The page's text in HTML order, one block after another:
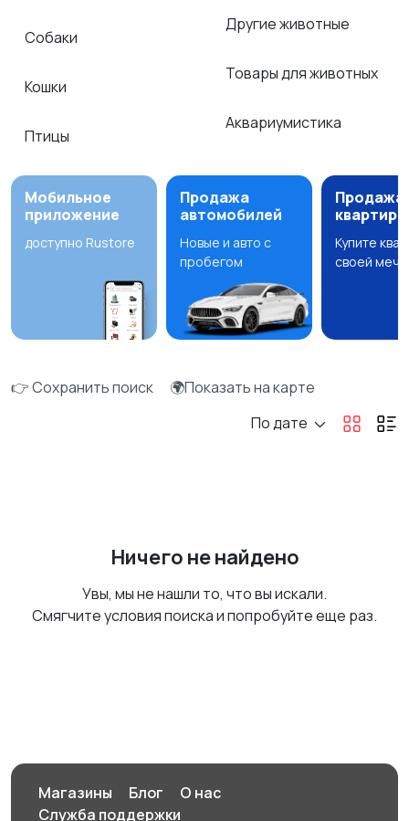
Собаки
Кошки
Птицы
Другие животные
Товары для животных
Аквариумистика
Мобильное
приложение
доступно Rustore
Продажа
автомобилей
Новые и авто с
пробегом
Продажа
квартир
Купите
своей
👉 Сохранить поиск
🌍Показать на карте
По дате
Ничего не найдено
Увы, мы не нашли то, что вы искали.
Смягчите условия поиска и попробуйте еще раз.
Магазины Блог
О нас
Служба поддержки